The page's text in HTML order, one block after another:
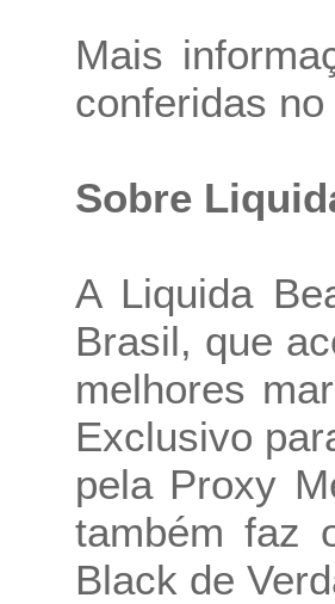
Mais
conferidas no
Sobre
A Liquida
Brasil, que
melhores
Exclusivo
pela Proxy
também faz
Black de